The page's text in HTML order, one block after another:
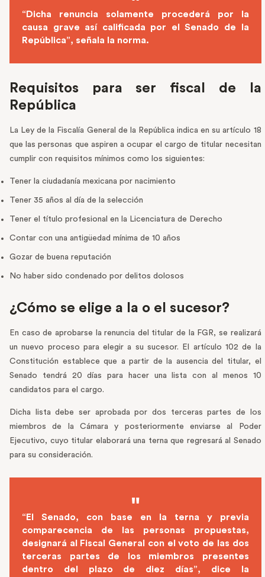
“Dicha renuncia solamente procederá por la
causa grave así calificada por el Senado de la
República”, señala la norma.
Requisitos para ser fiscal de la
República
La Ley de la Fiscalía General de la República indica en su artículo 18
que las personas que aspiren a ocupar el cargo de titular necesitan
cumplir con requisitos mínimos como los siguientes:
Tener la ciudadanía mexicana por nacimiento
Tener 35 años al día de la selección
Tener el título profesional en la Licenciatura de Derecho
Contar con una antigüedad mínima de 10 años
Gozar de buena reputación
No haber sido condenado por delitos dolosos
¿Cómo se elige a la o el sucesor?
En caso de aprobarse la renuncia del titular de la FGR, se realizará
un nuevo proceso para elegir a su sucesor. El artículo 102 de la
Constitución establece que a partir de la ausencia del titular, el
Senado tendrá 20 días para hacer una lista con al menos 10
candidatos para el cargo.
Dicha lista debe ser aprobada por dos terceras partes de los
miembros de la Cámara y posteriormente enviarse al Poder
Ejecutivo, cuyo titular elaborará una terna que regresará al Senado
para su consideración.
“El Senado, con base en la terna y previa
comparecencia de las personas propuestas,
designará al Fiscal General con el voto de las dos
terceras partes de los miembros presentes
dentro del plazo de diez días”, dice la